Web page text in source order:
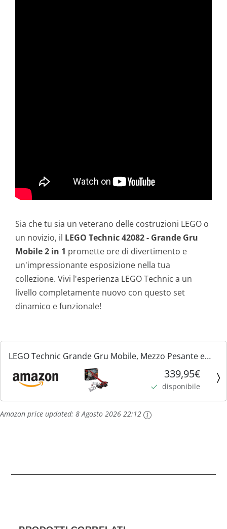
Sia che tu sia un veterano delle costruzioni LEGO o
un novizio, il LEGO Technic 42082 - Grande Gru
Mobile 2 in 1 promette ore di divertimento e
un'impressionante esposizione nella tua
collezione. Vivi l'esperienza LEGO Technic a un
livello completamente nuovo con questo set
dinamico e funzionale!
LEGO Technic Grande Gru Mobile, Mezzo Pesante e
Battipalo Mobile 2 in 1 con Funzioni Motorizzate, Set di
Costruzioni Avanzato, Collezione Veicoli per...
339,95€
disponibile
Amazon price updated: 8 Agosto 2026 22:12